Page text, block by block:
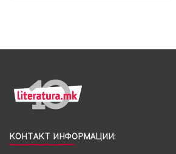
КОНТАКТ ИНФОРМАЦИИ: